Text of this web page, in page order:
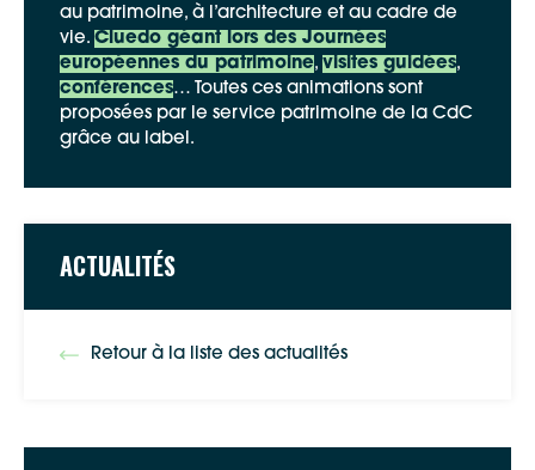
ACTUALITÉS
Retour à la liste des actualités
au patrimoine, à l’architecture et au cadre de
vie. Cluedo géant lors des Journées
européennes du patrimoine, visites guidées,
conférences… Toutes ces animations sont
proposées par le service patrimoine de la CdC
grâce au label.
ShareThis is disabled. Allow
Waze